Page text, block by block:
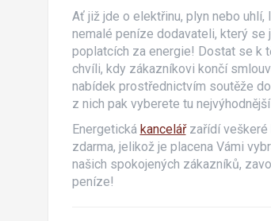
Ať již jde o elektřinu, plyn nebo
nemalé peníze dodavateli, který se
poplatcích za energie! Dostat se k
chvíli, kdy zákazníkovi končí
nabídek prostřednictvím soutěže
z nich pak vyberete tu
Energetická kancelářzařídí veškeré
zdarma, jelikož je placena Vámi
našich spokojených zákazníků,
peníze!